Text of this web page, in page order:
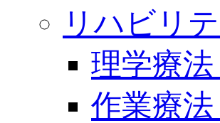
リハビリ
理学療法
作業療法